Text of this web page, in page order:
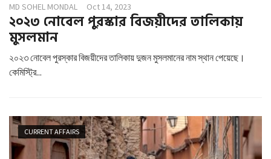
MD SOHEL MONDAL Oct 14, 2023
২০২৩ নোবেল পুরস্কার বিজয়ীদের তালিকায়
মুসলমান
২০২৩ নোবেল পুরস্কার বিজয়ীদের তালিকায় দুজন মুসলমানের নাম স্থান পেয়েছে।
কেমিস্ট্রি...
CURRENT AFFAIRS